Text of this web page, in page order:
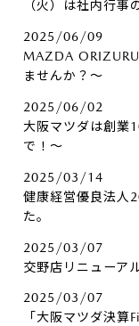
（火）は社内行事
2025/06/09
MAZDA
ませんか？～
2025/06/02
大阪マツダは創業
で！～
2025/03/14
健康経営優良法人
た。
2025/03/07
交野店リニューア
2025/03/07
「大阪マツダ決算